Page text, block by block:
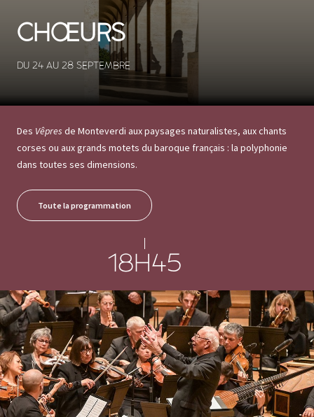
Des Vêpres de Monteverdi aux paysages naturalistes, aux chants
corses ou aux grands motets du baroque français : la polyphonie
dans toutes ses dimensions.
Toute la programmation
CHŒURS
DU 24 AU 28 SEPTEMBRE
18H45